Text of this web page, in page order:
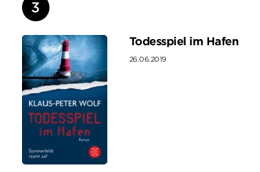
Todesspiel im Hafen
26.06.2019